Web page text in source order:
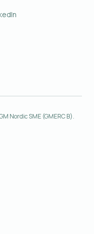
Nordic SME (GMERC B).